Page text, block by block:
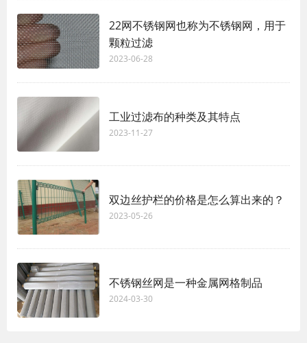
22网不锈钢网也称为不锈钢网，用于
颗粒过滤
2023-06-28
工业过滤布的种类及其特点
2023-11-27
双边丝护栏的价格是怎么算出来的？
2023-05-26
不锈钢丝网是一种金属网格制品
2024-03-30